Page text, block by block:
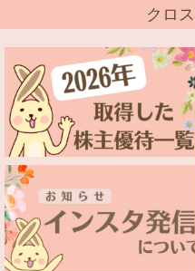
クロ